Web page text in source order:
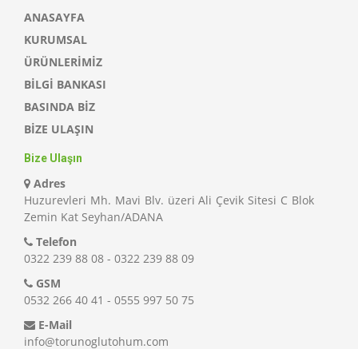
ANASAYFA
KURUMSAL
ÜRÜNLERİMİZ
BİLGİ BANKASI
BASINDA BİZ
BİZE ULAŞIN
Bize Ulaşın
Adres
Huzurevleri Mh. Mavi Blv. üzeri Ali Çevik Sitesi C Blok
Zemin Kat Seyhan/ADANA
Telefon
0322 239 88 08 - 0322 239 88 09
GSM
0532 266 40 41 - 0555 997 50 75
E-Mail
info@torunoglutohum.com